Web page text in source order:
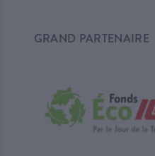
GRAND PARTENAIRE